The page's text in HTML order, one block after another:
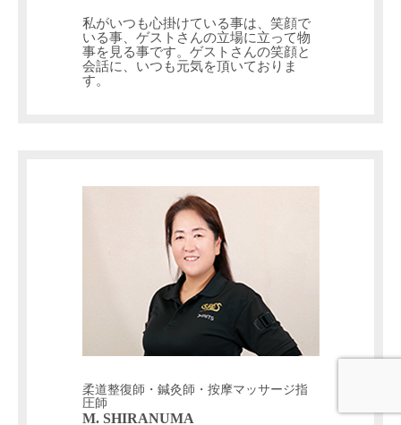
私がいつも心掛けている事は、笑顔で
いる事、ゲストさんの立場に立って物
事を見る事です。ゲストさんの笑顔と
会話に、いつも元気を頂いておりま
す。
柔道整復師・鍼灸師・按摩マッサージ指
圧師
M. SHIRANUMA